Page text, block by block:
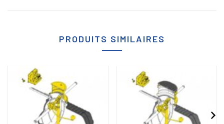
PRODUITS SIMILAIRES